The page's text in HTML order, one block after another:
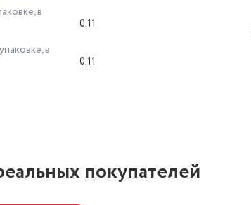
в
0.11
в
0.11
покупателей